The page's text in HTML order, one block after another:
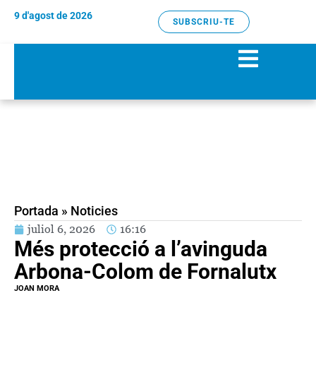
9 d'agost de 2026
SUBSCRIU-TE
Portada » Noticies
juliol 6, 2026 16:16
Més protecció a l’avinguda
Arbona-Colom de Fornalutx
JOAN MORA